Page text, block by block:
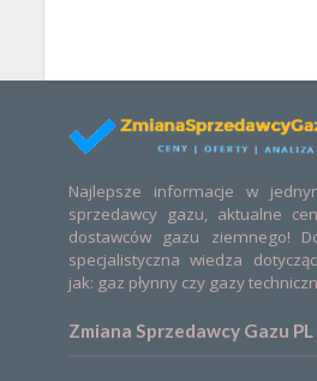
Najlepsze informacje w
sprzedawcy gazu, aktualne
dostawców gazu ziemnego!
specjalistyczna wiedza
jak: gaz płynny czy gazy
Zmiana Sprzedawcy Gazu PL